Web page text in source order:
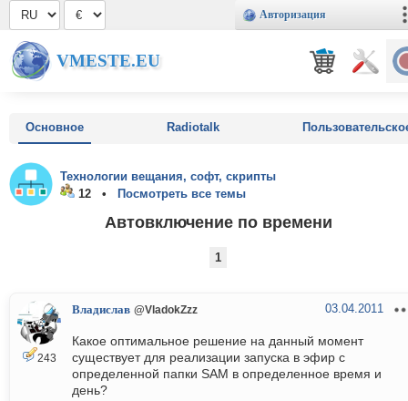
Авторизация
VMESTE.EU
Основное Radiotalk
Технологии вещания, софт, скрипты
12 •
Посмотреть все темы
Автовключение по времени
1
243
Владислав @VladokZzz 03.04.2011
Какое оптимальное решение на данный момент
существует для реализации запуска в эфир с
определенной папки SAM в определенное время и
день?